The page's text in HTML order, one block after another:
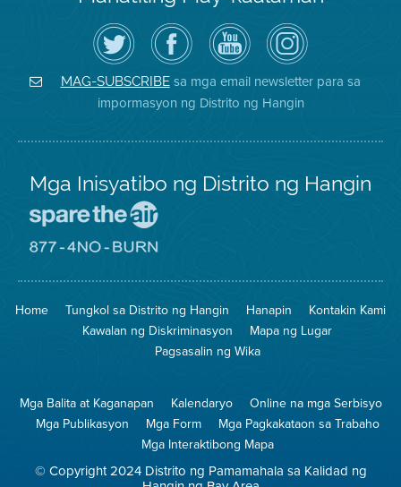
I-
follow
ang
Air
District
sa
Twitter
Bisitahin
ang
Page
sa
Facebook
ng
Distrito
Channel
sa
YouTube
ng
Air
District
Air
District
on
Instagram
MAG-SUBSCRIBEsa mga email newsletter para sa
impormasyon ng Distrito ng Hangin
Mga Inisyatibo ng Distrito ng Hangin
Iligtas
Hangin
8774
na
Pagsunog
Home Tungkol sa Distrito ng Hangin Hanapin
Kontakin Kami
Kawalan ng Diskriminasyon
Mapa ng Lugar
Pagsasalin ng Wika
Mga Balita at Kaganapan Kalendaryo
Online na mga Serbisyo
Mga Publikasyon
Mga Form
Mga Pagkakataon sa Trabaho
Mga Interaktibong Mapa
© Copyright 2024 Distrito ng Pamamahala sa Kalidad ng